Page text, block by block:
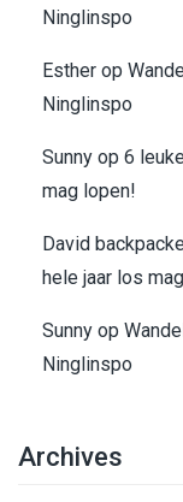
Ninglinspo
Esther op
Ninglinspo
Sunny op 6
mag lopen!
David
hele jaar los
Sunny op
Ninglinspo
Archives